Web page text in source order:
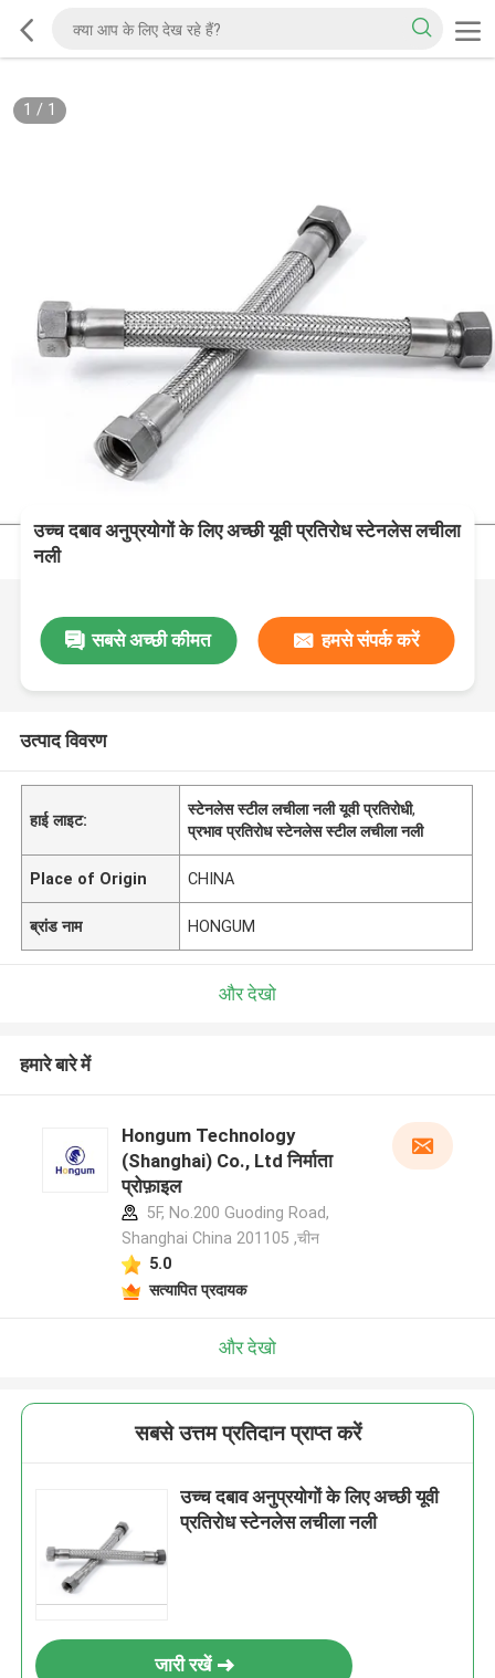
1 / 1
उच्च दबाव अनुप्रयोगों के लिए अच्छी यूवी प्रतिरोध स्टेनलेस लचीला
नली
सबसे अच्छी कीमत हमसे संपर्क करें
उत्पाद विवरण
हाई लाइट:
स्टेनलेस स्टील लचीला नली यूवी प्रतिरोधी,
प्रभाव प्रतिरोध स्टेनलेस स्टील लचीला नली
Place of Origin CHINA
ब्रांड नाम HONGUM
और देखो
हमारे बारे में
Hongum Technology
(Shanghai) Co., Ltd निर्माता
प्रोफ़ाइल
5F, No.200 Guoding Road,
Shanghai China 201105 ,चीन
5.0
सत्यापित प्रदायक
और देखो
सबसे उत्तम प्रतिदान प्राप्त करें
उच्च दबाव अनुप्रयोगों के लिए अच्छी यूवी
प्रतिरोध स्टेनलेस लचीला नली
जारी रखें